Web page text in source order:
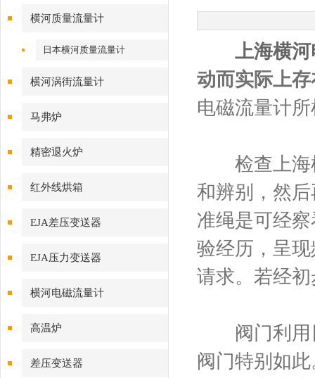
横河质量流量计
日本横河质量流量计
横河涡街流量计
马弗炉
精密退火炉
红外线烘箱
EJA差压变送器
EJA压力变送器
横河电磁流量计
高温炉
差压变送器
上海横
动而实际上
电磁流量计
检查上海横
和辨别，然
准绳是可经
验经历，呈
请求。若经
阀门利用日
阀门特别如